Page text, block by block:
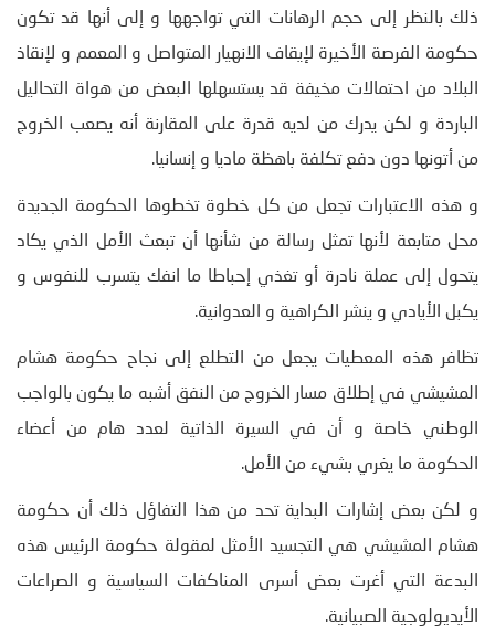
ذلك بالنظر إلى حجم الرهانات التي تواجهها و إلى أنها قد تكون
حكومة الفرصة الأخيرة لإيقاف الانهيار المتواصل و المعمم و لإنقاذ
البلاد من احتمالات مخيفة قد يستسهلها البعض من هواة التحاليل
الباردة و لكن يدرك من لديه قدرة على المقارنة أنه يصعب الخروج
من أتونها دون دفع تكلفة باهظة ماديا و إنسانيا.
و هذه الاعتبارات تجعل من كل خطوة تخطوها الحكومة الجديدة
محل متابعة لأنها تمثل رسالة من شأنها أن تبعث الأمل الذي يكاد
يتحول إلى عملة نادرة أو تغذي إحباطا ما انفك يتسرب للنفوس و
يكبل الأيادي و ينشر الكراهية و العدوانية.
تظافر هذه المعطيات يجعل من التطلع إلى نجاح حكومة هشام
المشيشي في إطلاق مسار الخروج من النفق أشبه ما يكون بالواجب
الوطني خاصة و أن في السيرة الذاتية لعدد هام من أعضاء
الحكومة ما يغري بشيء من الأمل.
و لكن بعض إشارات البداية تحد من هذا التفاؤل ذلك أن حكومة
هشام المشيشي هي التجسيد الأمثل لمقولة حكومة الرئيس هذه
البدعة التي أغرت بعض أسرى المناكفات السياسية و الصراعات
الأيديولوجية الصبيانية.